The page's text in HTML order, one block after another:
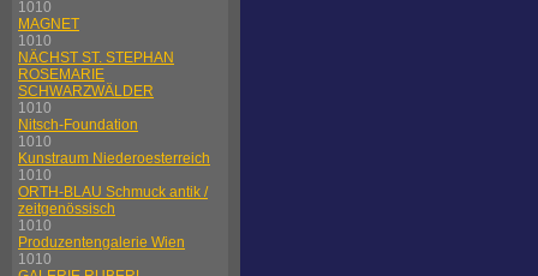
1010
MAGNET
1010
NÄCHST ST. STEPHAN
ROSEMARIE
SCHWARZWÄLDER
1010
Nitsch-Foundation
1010
Kunstraum Niederoesterreich
1010
ORTH-BLAU Schmuck antik /
zeitgenössisch
1010
Produzentengalerie Wien
1010